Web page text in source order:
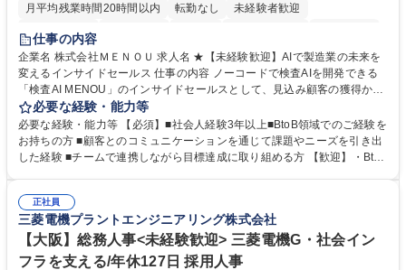
月平均残業時間20時間以内 転勤なし
未経験者歓迎
時短勤務あり
駅近5分以内
土日祝休み 服装自由
仕事の内容
企業名 株式会社ＭＥＮＯＵ 求人名 ★【未経験歓迎】AIで製造業の未来を
変えるインサイドセールス 仕事の内容 ノーコードで検査AIを開発できる
「検査AI MENOU」のインサイドセールスとして、見込み顧客の獲得から
商談機会の創出までを担っていただきます。マーケティングとフィールド
セールスをつなぐ役割として、 適切なタイミングで顧客とコミュニケーシ
ョンを取りながら、受注につながる商談機会の最大化を目指します。 【具
体的な仕事内容】 リードへの電話・メールによるアプローチ/リードナー
実行/フィールドセールスへの案件連携 募集職種 ★【未経験歓迎】AIで製
造業の未来を変えるインサイドセールス
必要な経験・能力等
必要な経験・能力等 【必須】■社会人経験3年以上■BtoB領域でのご経験を
お持ちの方 ■顧客とのコミュニケーションを通じて課題やニーズを引き出
した経験 ■チームで連携しながら目標達成に取り組める方 【歓迎】・BtoB
企画・実行経験 ・CRM・リードナーチャリングに関する知見 ・データを
もとに営業プロセスを改善した経験 学歴・資格 学歴：大学院 大学 高専 短
大 専修学校 高校 語学力： 資格：
正社員
三菱電機プラントエンジニアリング株式会社
【大阪】総務人事<未経験歓迎> 三菱電機G・社会イン
フラを支える/年休127日 採用人事